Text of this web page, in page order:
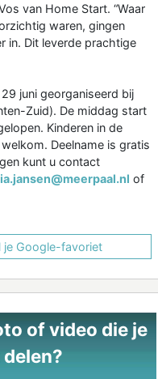
van Home Start. “Waar
waren, gingen
in. Dit leverde prachtige
juni georganiseerd bij
Zuid). De middag start
Kinderen in de
Deelname is gratis
kunt u contact
of
je Google-favoriet
of video die je